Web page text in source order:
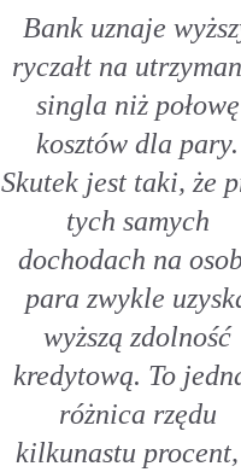
Bank uznaje
ryczałt na
singla niż połowę
kosztów dla pary.
Skutek jest taki, że
tych samych
dochodach na
para zwykle
wyższą zdolność
kredytową. To
różnica rzędu
kilkunastu